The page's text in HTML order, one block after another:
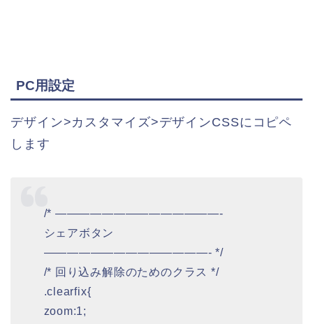
PC用設定
デザイン>カスタマイズ>デザインCSSにコピペ
します
/* ——————————————-
シェアボタン
——————————————- */
/* 回り込み解除のためのクラス */
.clearfix{
zoom:1;